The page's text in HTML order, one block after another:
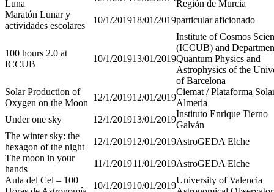
Luna
Región de Murcia
Maratón Lunar y
actividades escolares
10/1/201918/01/2019particular aficionado
100 hours 2.0 at
ICCUB
10/1/201913/01/2019
Institute of Cosmos
(ICCUB) and
Quantum Physics and
Astrophysics of the
of Barcelona
Solar Production of
Oxygen on the Moon
12/1/201912/01/2019
Ciemat / Plataforma
Almeria
Under one sky
12/1/201913/01/2019
Instituto Enrique Tierno
Galván
The winter sky: the
hexagon of the night
12/1/201912/01/2019AstroGEDA Elche
The moon in your
hands
11/1/201911/01/2019AstroGEDA Elche
Aula del Cel – 100
10/1/201910/01/2019
University of Valencia